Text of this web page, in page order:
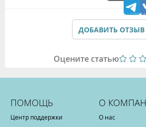
Подтверждая данные формы Вы
Политикой обработки
ДОБАВИТЬ ОТЗЫВ
Оцените статью
ПОМОЩЬ
Центр поддержки
О
О нас